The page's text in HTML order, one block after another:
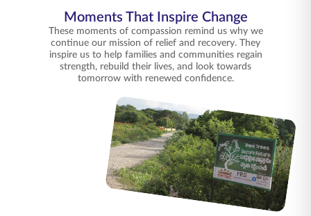
Moments That Inspire Change
These moments of compassion remind us why we
continue our mission of relief and recovery. They
inspire us to help families and communities regain
strength, rebuild their lives, and look towards
tomorrow with renewed confidence.